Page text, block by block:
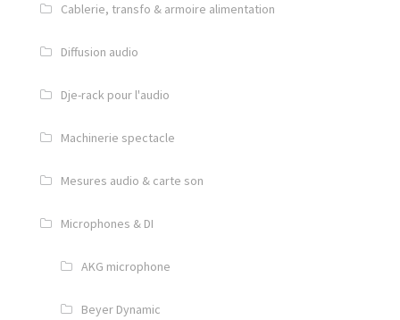
Cablerie, transfo & armoire alimentation
Diffusion audio
Dje-rack pour l'audio
Machinerie spectacle
Mesures audio & carte son
Microphones & DI
AKG microphone
Beyer Dynamic